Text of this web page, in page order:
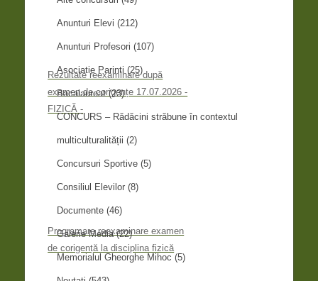
Rezultate reexaminare după
examen de corigențe 17.07.2026 -
FIZICĂ -
Programare reexaminare examen
de corigență la disciplina fizică
Anunturi Elevi (212)
Anunturi Profesori (107)
Asociatie Parinti (25)
Bacalaureat(23)
CONCURS – Rădăcini străbune în contextul
multiculturalității (2)
Concursuri Sportive (5)
Consiliul Elevilor (8)
Documente (46)
Galerie Media(22)
Memorialul Gheorghe Mihoc (5)